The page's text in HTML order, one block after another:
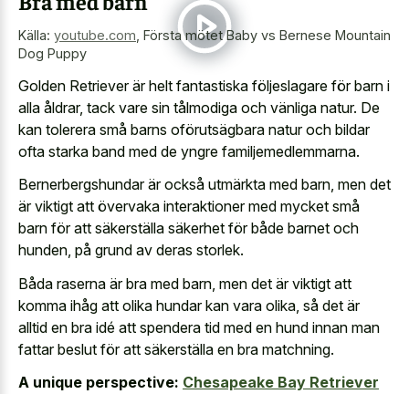
Källa: youtube.com Första mötet Baby vs Bernese Mountain
Dog Puppy
Golden Retriever är helt fantastiska följeslagare för barn i
alla åldrar, tack vare sin tålmodiga och vänliga natur. De
kan tolerera små barns oförutsägbara natur och bildar
ofta starka band med de yngre familjemedlemmarna.
Bernerbergshundar är också utmärkta med barn, men det
är viktigt att övervaka interaktioner med mycket små
barn för att säkerställa säkerhet för både barnet och
hunden, på grund av deras storlek.
Båda raserna är bra med barn, men det är viktigt att
komma ihåg att olika hundar kan vara olika, så det är
alltid en bra idé att spendera tid med en hund innan man
fattar beslut för att säkerställa en bra matchning.
A unique perspective: Chesapeake Bay Retriever